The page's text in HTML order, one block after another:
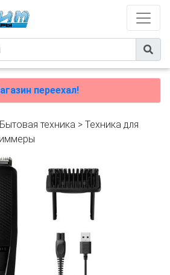
переехал!
Бытовая техника > Техника для